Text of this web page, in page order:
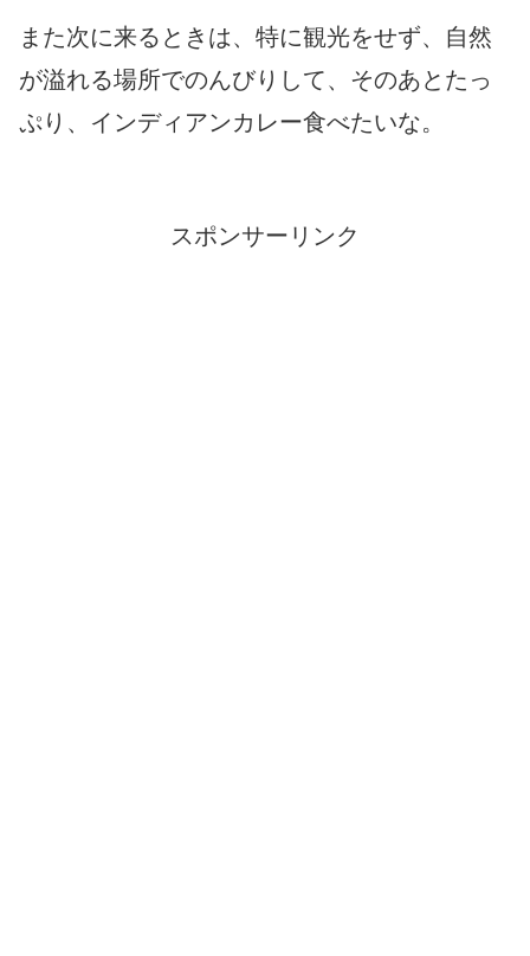
また次に来るときは、特に観光をせず、自然
が溢れる場所でのんびりして、そのあとたっ
ぷり、インディアンカレー食べたいな。
スポンサーリンク